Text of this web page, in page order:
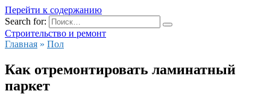
Перейти к содержанию
Search for:
Строительство и ремонт
Главная » Пол
Как отремонтировать ламинатный
паркет